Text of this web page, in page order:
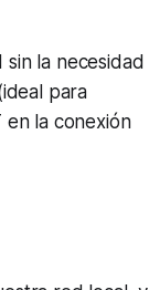
sin la necesidad
para
en la conexión